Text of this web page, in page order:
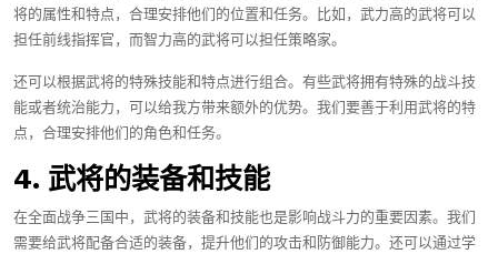
将的属性和特点，合理安排他们的位置和任务。比如，武力高的武将可以
担任前线指挥官，而智力高的武将可以担任策略家。
还可以根据武将的特殊技能和特点进行组合。有些武将拥有特殊的战斗技
能或者统治能力，可以给我方带来额外的优势。我们要善于利用武将的特
点，合理安排他们的角色和任务。
4. 武将的装备和技能
在全面战争三国中，武将的装备和技能也是影响战斗力的重要因素。我们
需要给武将配备合适的装备，提升他们的攻击和防御能力。还可以通过学